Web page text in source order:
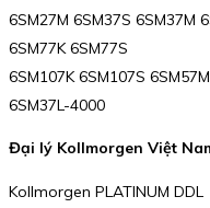
6SM27M 6SM37S 6SM37M
6SM77K 6SM77S
6SM107K 6SM107S
6SM37L-4000
Đại lý Kollmorgen Việt
Kollmorgen PLATINUM DDL